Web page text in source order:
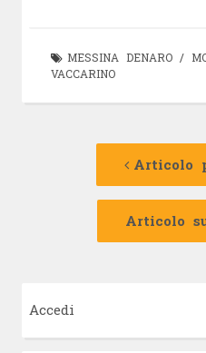
MESSINA DENARO/
VACCARINO
Navigazione
Articolo
Articolo
Accedi